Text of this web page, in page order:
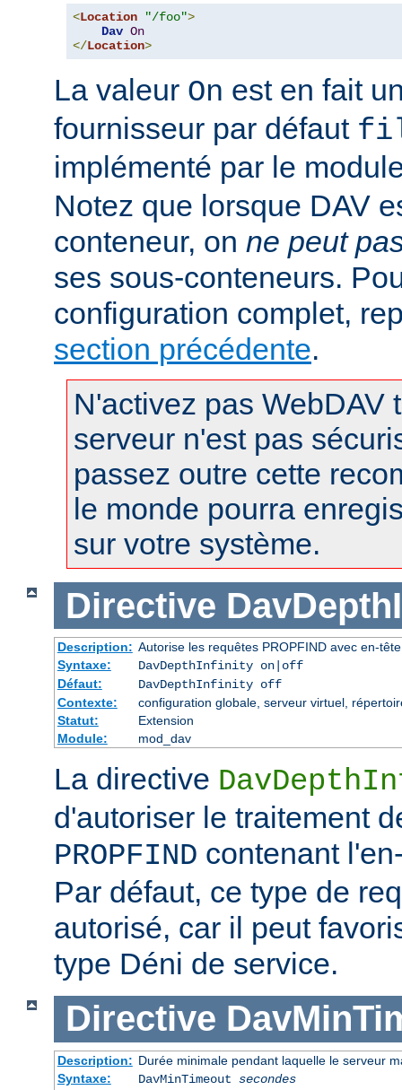
<Location "/foo">
Dav On
</Location>
La valeur On est en fait
fournisseur par défaut
implémenté par le
Notez que lorsque DAV
conteneur, on ne peut
ses sous-conteneurs.
configuration complet,
section précédente.
N'activez pas WebDAV
serveur n'est pas
passez outre cette
le monde pourra
sur votre système.
Directive
Description: Autorise les requêtes PROPFIND avec en-
Syntaxe:
DavDepthInfinity on|off
Défaut:
DavDepthInfinity off
Contexte:
configuration globale, serveur virtuel,
Statut:
Extension
Module:
mod_dav
La directive
d'autoriser le traitement
PROPFIND contenant
Par défaut, ce type de
autorisé, car il peut
type Déni de service.
Directive
Description: Durée minimale pendant laquelle le serveur
Syntaxe:
DavMinTimeout secondes